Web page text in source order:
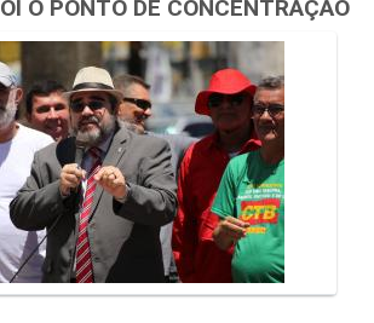
O PONTO DE CONCENTRAÇÃO